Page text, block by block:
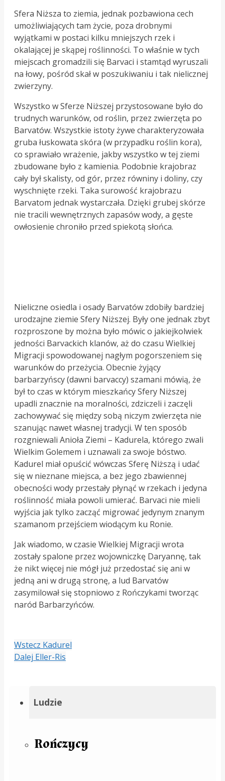
Ludzie
Rończycy
Sfera Niższa to ziemia, jednak pozbawiona cech
umożliwiających tam życie, poza drobnymi
wyjątkami w postaci kilku mniejszych rzek i
okalającej je skąpej roślinności. To właśnie w tych
miejscach gromadzili się Barvaci i stamtąd wyruszali
na łowy, pośród skał w poszukiwaniu i tak nielicznej
zwierzyny.
Wszystko w Sferze Niższej przystosowane było do
trudnych warunków, od roślin, przez zwierzęta po
Barvatów. Wszystkie istoty żywe charakteryzowała
gruba łuskowata skóra (w przypadku roślin kora),
co sprawiało wrażenie, jakby wszystko w tej ziemi
zbudowane było z kamienia. Podobnie krajobraz
cały był skalisty, od gór, przez równiny i doliny, czy
wyschnięte rzeki. Taka surowość krajobrazu
Barvatom jednak wystarczała. Dzięki grubej skórze
nie tracili wewnętrznych zapasów wody, a gęste
owłosienie chroniło przed spiekotą słońca.
Nieliczne osiedla i osady Barvatów zdobiły bardziej
urodzajne ziemie Sfery Niższej. Były one jednak zbyt
rozproszone by można było mówic o jakiejkolwiek
jedności Barvackich klanów, aż do czasu Wielkiej
Migracji spowodowanej nagłym pogorszeniem się
warunków do przeżycia. Obecnie żyjący
barbarzyńscy (dawni barvaccy) szamani mówią, że
był to czas w którym mieszkańcy Sfery Niższej
upadli znacznie na moralności, zdziczeli i zaczęli
zachowywać się między sobą niczym zwierzęta nie
szanując nawet własnej tradycji. W ten sposób
rozgniewali Anioła Ziemi – Kadurela, którego zwali
Wielkim Golemem i uznawali za swoje bóstwo.
Kadurel miał opuścić wówczas Sferę Niższą i udać
się w nieznane miejsca, a bez jego zbawiennej
obecności wody przestały płynąć w rzekach i jedyna
roślinność miała powoli umierać. Barvaci nie mieli
wyjścia jak tylko zacząć migrować jedynym znanym
szamanom przejściem wiodącym ku Ronie.
Jak wiadomo, w czasie Wielkiej Migracji wrota
zostały spalone przez wojowniczkę Daryannę, tak
że nikt więcej nie mógł już przedostać się ani w
jedną ani w drugą stronę, a lud Barvatów
zasymilował się stopniowo z Rończykami tworząc
naród Barbarzyńców.
Wstecz Kadurel
Dalej Eller-Ris